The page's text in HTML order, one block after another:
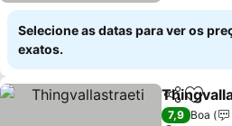
Selecione as datas para ver os
exatos.
Partilhar
7,9 Boa